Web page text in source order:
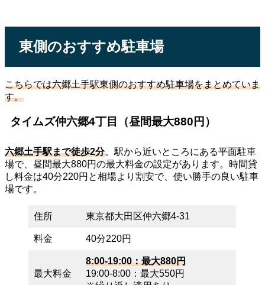
東側のおすすめ駐車場
こちらでは六郷土手駅東側のおすすめ駐車場をまとめていま
す。
タイムズ仲六郷4丁目（昼間最大880円）
六郷土手駅まで徒歩2分。駅から近いところにある平面駐車
場で、昼間最大880円の最大料金の設定があります。時間貸
し料金は40分220円と相場より割安で、使い勝手の良い駐車
場です。
住所 東京都大田区仲六郷4-31
料金 40分220円
最大料金
8:00-19:00：最大880円
19:00-8:00：最大550円